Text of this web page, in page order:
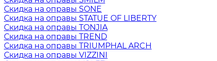
Скидка на оправы SONE
Скидка на оправы STATUE OF LIBERTY
Скидка на оправы TONJIA
Скидка на оправы TREND
Скидка на оправы TRIUMPHAL ARCH
Скидка на оправы VIZZINI